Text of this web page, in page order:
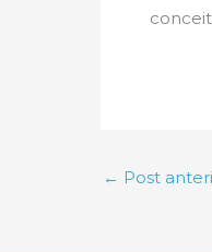
← Post